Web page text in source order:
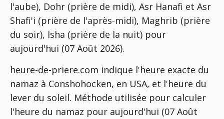
l'aube), Dohr (prière de midi), Asr Hanafi et Asr
Shafi'i (prière de l'après-midi), Maghrib (prière
du soir), Isha (prière de la nuit) pour
aujourd'hui (07 Août 2026).
heure-de-priere.com indique l'heure exacte du
namaz à Conshohocken, en USA, et l'heure du
lever du soleil. Méthode utilisée pour calculer
l'heure du namaz pour aujourd'hui (07 Août